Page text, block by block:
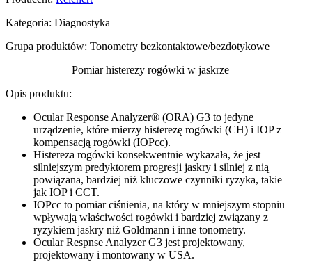
Kategoria: Diagnostyka
Grupa produktów: Tonometry bezkontaktowe/bezdotykowe
Pomiar histerezy rogówki w jaskrze
Opis produktu:
Ocular Response Analyzer® (ORA) G3 to jedyne
urządzenie, które mierzy histerezę rogówki (CH) i IOP z
kompensacją rogówki (IOPcc).
Histereza rogówki konsekwentnie wykazała, że jest
silniejszym predyktorem progresji jaskry i silniej z nią
powiązana, bardziej niż kluczowe czynniki ryzyka, takie
jak IOP i CCT.
IOPcc to pomiar ciśnienia, na który w mniejszym stopniu
wpływają właściwości rogówki i bardziej związany z
ryzykiem jaskry niż Goldmann i inne tonometry.
Ocular Respnse Analyzer G3 jest projektowany,
projektowany i montowany w USA.